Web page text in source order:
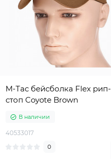
M-Tac бейсболка Flex рип-
стоп Coyote Brown
В наличии
40533017
0